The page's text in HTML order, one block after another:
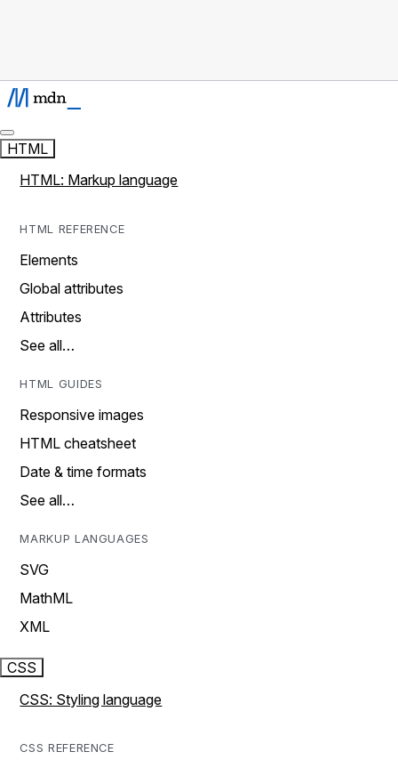
HTML
HTML: Markup language
HTML REFERENCE
Elements
Global attributes
Attributes
See all…
HTML GUIDES
Responsive images
HTML cheatsheet
Date & time formats
See all…
MARKUP LANGUAGES
SVG
MathML
XML
CSS
CSS: Styling language
CSS REFERENCE